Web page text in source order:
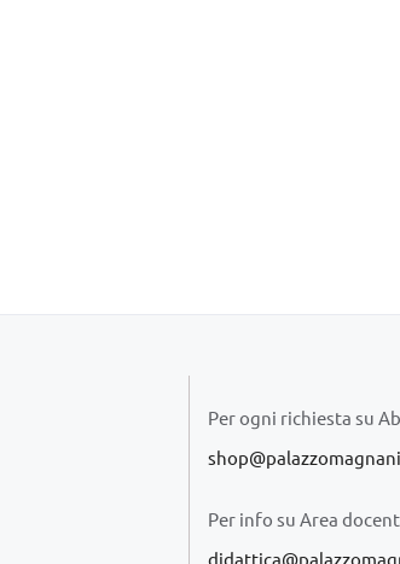
Per ogni richiesta su
Per info su Area